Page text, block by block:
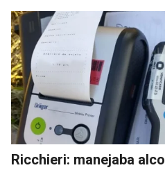
Ricchieri: manejaba